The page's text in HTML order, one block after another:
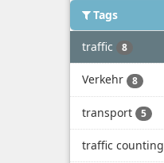
Tags
traffic 8
Verkehr 8
transport 5
traffic counting